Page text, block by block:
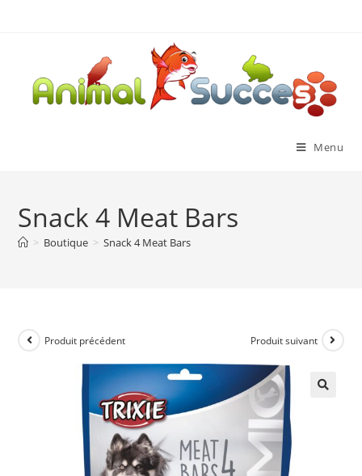
Menu
Snack 4 Meat Bars
> Boutique > Snack 4 Meat Bars
Produit précédent Produit suivant